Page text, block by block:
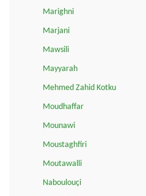
Marighni
Marjani
Mawsili
Mayyarah
Mehmed Zahid Kotku
Moudhaffar
Mounawi
Moustaghfiri
Moutawalli
Naboulouçi